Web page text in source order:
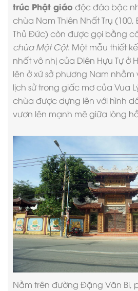
trúc Phật giáo độc đáo bậc
chùa Nam Thiên Nhất Trụ
Thủ Đức) còn được gọi bằng
chùa Một Cột. Mộtmẫu thiết
nhất vô nhị của Diên Hựu Tự ở
lên ở xứ sở phương Nam
lịch sử trong giấc mơ của Vua
chùa được dựng lên với hình
vươn lên mạnh mẽ giữa lòng
Nằm trên đường Đặng Văn Bi,